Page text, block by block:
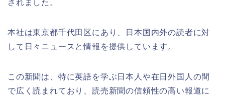
されました。
本社は東京都千代田区にあり、日本国内外の読者に対
して日々ニュースと情報を提供しています。
この新聞は、特に英語を学ぶ日本人や在日外国人の間
で広く読まれており、読売新聞の信頼性の高い報道に